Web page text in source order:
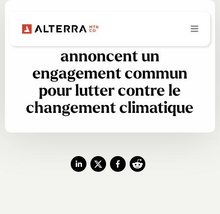
Quatre grands leaders de
annoncent un
engagement commun
pour lutter contre le
changement climatique